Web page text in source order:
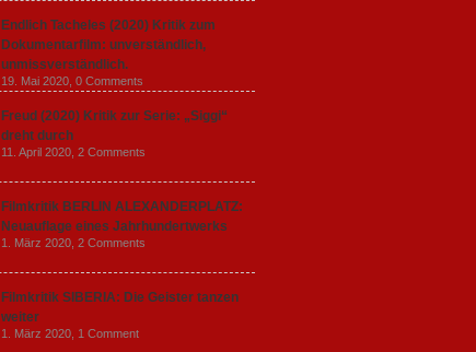
Endlich Tacheles (2020) Kritik zum
Dokumentarfilm: unverständlich,
unmissverständlich.
19. Mai 2020, 0 Comments
Freud (2020) Kritik zur Serie: „Siggi“
dreht durch
11. April 2020, 2 Comments
Filmkritik BERLIN ALEXANDERPLATZ:
Neuauflage eines Jahrhundertwerks
1. März 2020, 2 Comments
Filmkritik SIBERIA: Die Geister tanzen
weiter
1. März 2020, 1 Comment